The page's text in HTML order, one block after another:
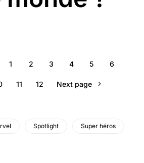
1 2 3 4 5 6
11 12 Next page
Spotlight Super héros